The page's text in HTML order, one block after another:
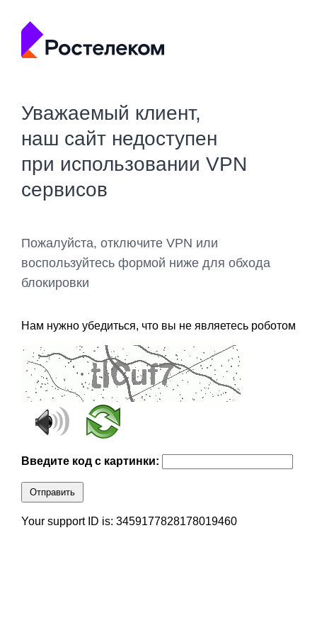
Уважаемый клиент,
наш сайт недоступен
при использовании VPN
сервисов
Пожалуйста, отключите VPN или
воспользуйтесь формой ниже для обхода
блокировки
Нам нужно убедиться, что вы не являетесь роботом
Введите код с картинки:
Отправить
Your support ID is: 3459177828178019460